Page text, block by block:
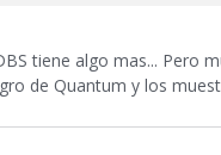
tiene algo mas... Pero
de Quantum y los